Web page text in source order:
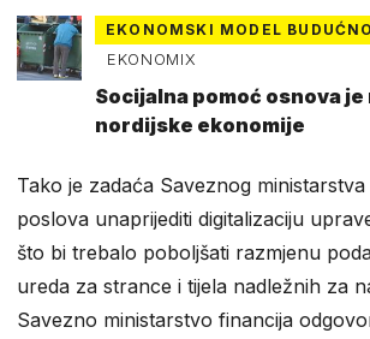
EKONOMSKI MODEL
EKONOMIX
Socijalna pomoć osnova
nordijske ekonomije
Tako je zadaća Saveznog
poslova unaprijediti digitalizaciju
što bi trebalo poboljšati razmjenu
ureda za strance i tijela nadležnih za
Savezno ministarstvo financija